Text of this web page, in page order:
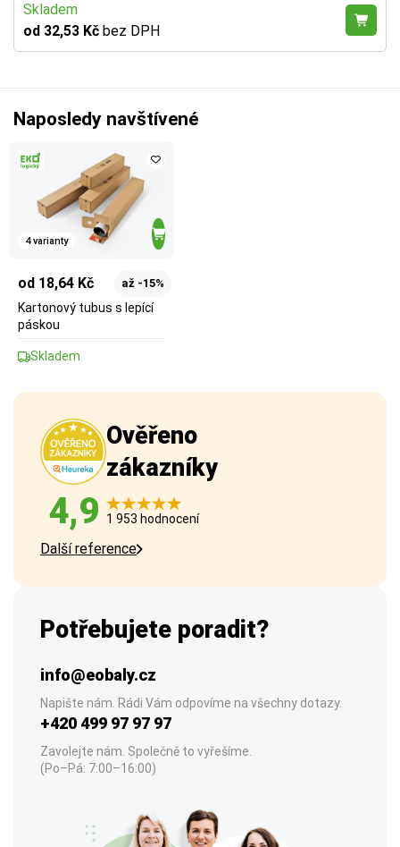
Skladem
od 32,53 Kč bez DPH
Naposledy navštívené
4 varianty
od 18,64 Kč až -15%
Kartonový tubus s lepící
páskou
Skladem
Ověřeno
zákazníky
4,9 1 953 hodnocení
Další reference
Potřebujete poradit?
info@eobaly.cz
Napište nám. Rádi Vám odpovíme na všechny dotazy.
+420 499 97 97 97
Zavolejte nám. Společně to vyřešíme.
(Po–Pá: 7:00–16:00)